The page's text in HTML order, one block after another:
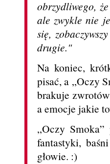
obrzydliwego,
ale zwykle nie
się,
drugie."
Na koniec,
pisać, a „Oczy
brakuje
a emocje jakie
„Oczy
fantastyki,
głowie. :)